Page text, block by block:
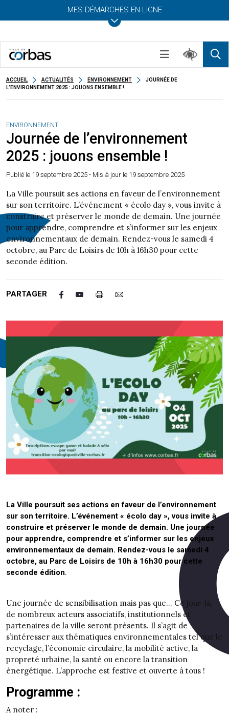
MES DÉMARCHES EN LIGNE
ACCUEIL ACTUALITÉS ENVIRONNEMENT
JOURNÉE DE
L’ENVIRONNEMENT 2025 : JOUONS ENSEMBLE !
ENVIRONNEMENT
Journée de l’environnement
2025 : jouons ensemble !
Publié le 19 septembre 2025 - Mis à jour le 19 septembre 2025
La Ville poursuit ses actions en faveur de l’environnement
sur son territoire. L’événement « écolo day », vous invite à
construire et préserver le monde de demain. Une journée
pour apprendre, comprendre et s’informer sur les enjeux
environnementaux de demain. Rendez-vous le samedi 4
octobre, au Parc de Loisirs de 10h à 16h30 pour cette
seconde édition.
PARTAGER
La Ville poursuit ses actions en faveur de l’environnement
sur son territoire. L’événement « écolo day », vous invite à
construire et préserver le monde de demain. Une journée
pour apprendre, comprendre et s’informer sur les enjeux
environnementaux de demain. Rendez-vous le samedi 4
octobre, au Parc de Loisirs de 10h à 16h30 pour cette
seconde édition.
Une journée de sensibilisation mais pas que… Ce jour-là,
de nombreux acteurs associatifs, institutionnels et
partenaires de la ville seront présents. Il s’agit de
s’intéresser aux thématiques environnementales tel que le
recyclage, l’économie circulaire, la mobilité active, la
propreté urbaine, la santé ou encore la transition
énergétique. L’approche est festive et ouverte à tous !
Programme :
A noter :